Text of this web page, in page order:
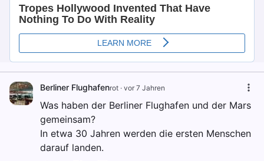
Berliner Flughafenrot · vor 7 Jahren
Was haben der Berliner Flughafen und der Mars
gemeinsam?
In etwa 30 Jahren werden die ersten Menschen
darauf landen.